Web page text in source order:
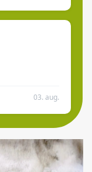
03. aug.